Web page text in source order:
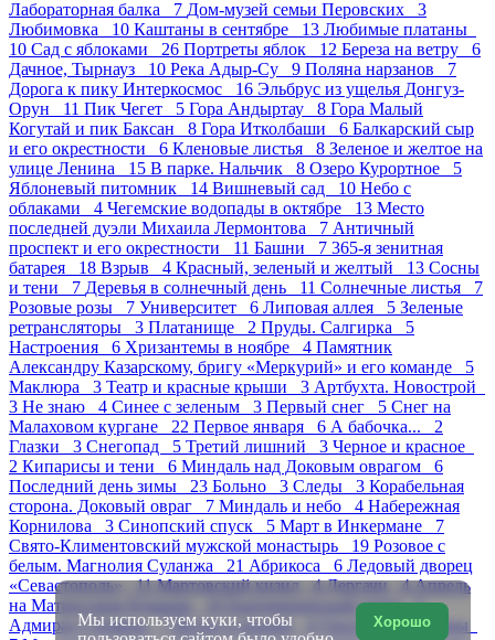
Лабораторная балка 7 Дом-музей семьи Перовских 3
Любимовка 10 Каштаны в сентябре 13 Любимые платаны
10 Сад с яблоками 26 Портреты яблок 12 Береза на ветру 6
Дачное, Тырнауз 10 Река Адыр-Су 9 Поляна нарзанов 7
Дорога к пику Интеркосмос 16 Эльбрус из ущелья Донгуз-
Орун 11 Пик Чегет 5 Гора Андыртау 8 Гора Малый
Когутай и пик Баксан 8 Гора Итколбаши 6 Балкарский сыр
и его окрестности 6 Кленовые листья 8 Зеленое и желтое на
улице Ленина 15 В парке. Нальчик 8 Озеро Курортное 5
Яблоневый питомник 14 Вишневый сад 10 Небо с
облаками 4 Чегемские водопады в октябре 13 Место
последней дуэли Михаила Лермонтова 7 Античный
проспект и его окрестности 11 Башни 7 365-я зенитная
батарея 18 Взрыв 4 Красный, зеленый и желтый 13 Сосны
и тени 7 Деревья в солнечный день 11 Солнечные листья 7
Розовые розы 7 Университет 6 Липовая аллея 5 Зеленые
ретрансляторы 3 Платанище 2 Пруды. Салгирка 5
Настроения 6 Хризантемы в ноябре 4 Памятник
Александру Казарскому, бригу «Меркурий» и его команде 5
Маклюра 3 Театр и красные крыши 3 Артбухта. Новострой
3 Не знаю 4 Синее с зеленым 3 Первый снег 5 Снег на
Малаховом кургане 22 Первое января 6 А бабочка... 2
Глазки 3 Снегопад 5 Третий лишний 3 Черное и красное
2 Кипарисы и тени 6 Миндаль над Доковым оврагом 6
Последний день зимы 23 Больно 3 Следы 3 Корабельная
сторона. Доковый овраг 7 Миндаль и небо 4 Набережная
Корнилова 3 Синопский спуск 5 Март в Инкермане 7
Свято-Климентовский мужской монастырь 19 Розовое с
белым. Магнолия Суланжа 21 Абрикоса 6 Ледовый дворец
«Севастополь» 11Мартовский кизил 4Дергачи 4Апрель
на Матросском бульваре 10
Екатерининский сквер 5
Адмирал Сенявин 7Ветки и крыши 4
Охота на тюльпаны
Хорошо
Мы используем куки, чтобы